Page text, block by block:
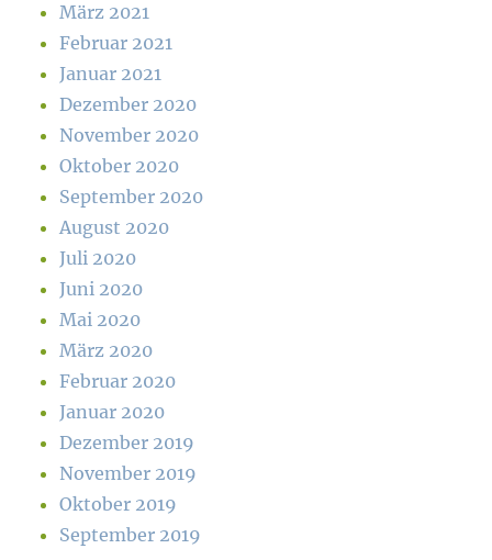
März 2021
Februar 2021
Januar 2021
Dezember 2020
November 2020
Oktober 2020
September 2020
August 2020
Juli 2020
Juni 2020
Mai 2020
März 2020
Februar 2020
Januar 2020
Dezember 2019
November 2019
Oktober 2019
September 2019